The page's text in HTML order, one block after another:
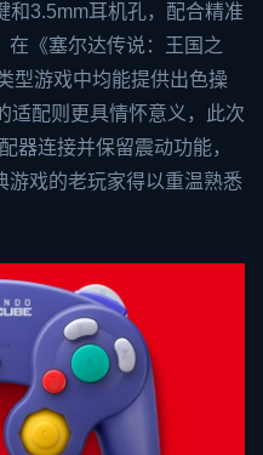
和3.5mm耳机孔，配合精准
在《塞尔达传说：王国之
型游戏中均能提供出色操
适配则更具情怀意义，此次
器连接并保留震动功能，
游戏的老玩家得以重温熟悉